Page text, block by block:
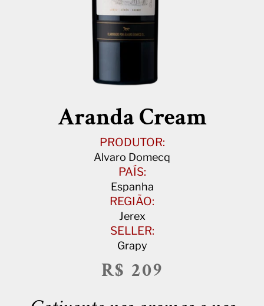
Aranda Cream
PRODUTOR:
Alvaro Domecq
PAÍS:
Espanha
REGIÃO:
Jerex
SELLER:
Grapy
R$ 209